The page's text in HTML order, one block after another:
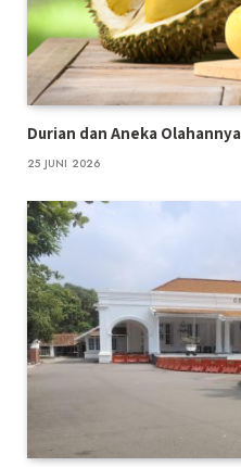
Durian dan Aneka Olahannya
25 JUNI 2026